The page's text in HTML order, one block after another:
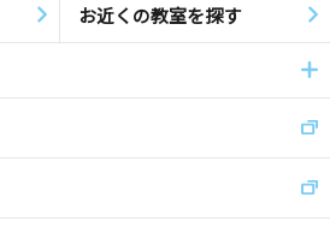
お近くの教室を探す